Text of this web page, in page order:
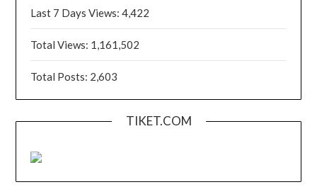
Last 7 Days Views:4,422
Total Views: 1,161,502
Total Posts: 2,603
TIKET.COM